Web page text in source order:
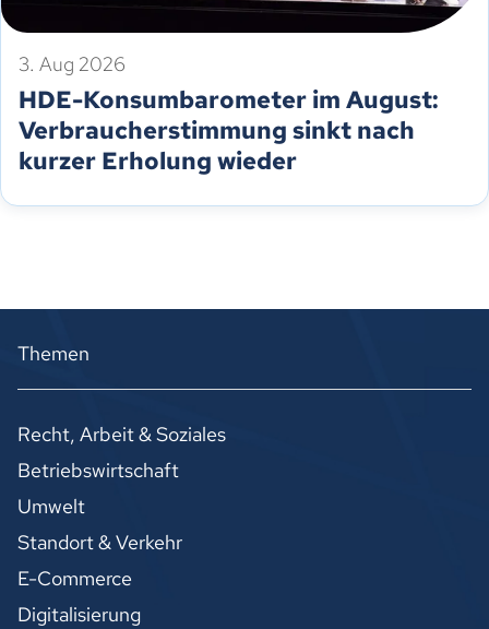
3. Aug 2026
HDE-Konsumbarometer im August:
Verbraucherstimmung sinkt nach
kurzer Erholung wieder
Themen
Recht, Arbeit & Soziales
Betriebswirtschaft
Umwelt
Standort & Verkehr
E-Commerce
Digitalisierung